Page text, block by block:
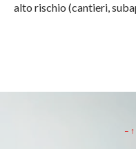
alto rischio (cantieri,
–